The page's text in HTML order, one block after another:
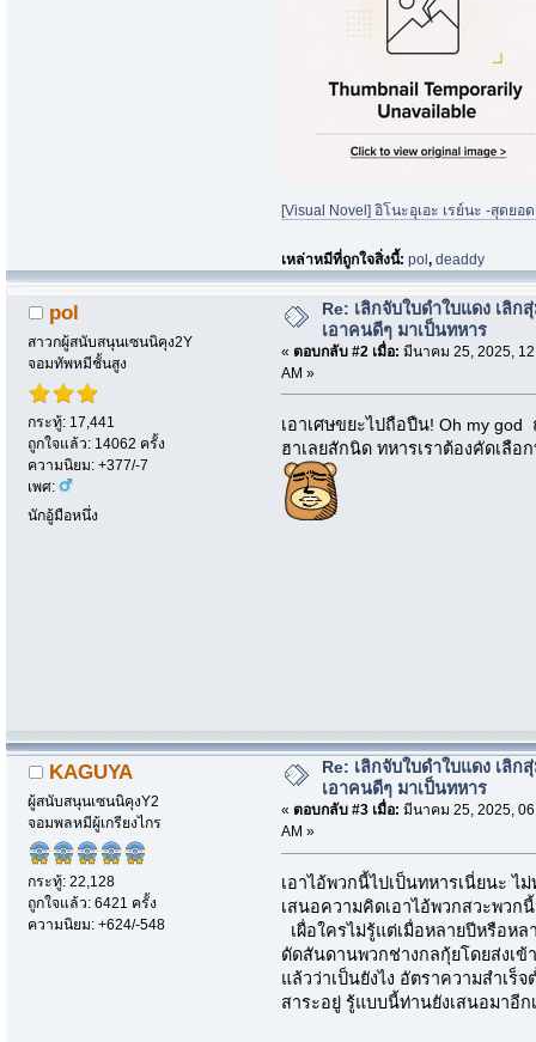
[Visual Novel] อิโนะอุเอะ เรย์นะ -สุดยอ
เหล่าหมีที่ถูกใจสิ่งนี้:pol,deaddy
pol
สาวกผู้สนับสนุนเซนนิคุง2Y
จอมทัพหมีชั้นสูง
กระทู้: 17,441
ถูกใจแล้ว: 14062 ครั้ง
ความนิยม: +377/-7
เพศ:
นักอู้มือหนึ่ง
Re: เลิกจับใบดำใบแดง เลิก
เอาคนดีๆ มาเป็นทหาร
« ตอบกลับ #2 เมื่อ: มีนาคม 25, 2025,
AM »
เอาเศษขยะไปถือปืน! Oh my
ฮาเลยสักนิด ทหารเราต้องคัดเลื
KAGUYA
ผู้สนับสนุนเซนนิคุงY2
จอมพลหมีผู้เกรียงไกร
กระทู้: 22,128
ถูกใจแล้ว: 6421 ครั้ง
ความนิยม: +624/-548
Re: เลิกจับใบดำใบแดง เลิก
เอาคนดีๆ มาเป็นทหาร
« ตอบกลับ #3 เมื่อ: มีนาคม 25, 2025,
AM »
เอาไอ้พวกนี้ไปเป็นทหารเนี่ยนะ ไ
เสนอความคิดเอาไอ้พวกสวะพวก
เผื่อใครไม่รู้แต่เมื่อหลายปีหรือห
ดัดสันดานพวกช่างกลกุ้ยโดยส่งเ
แล้วว่าเป็นยังไง อัตราความสำเร็
สาระอยู่ รู้แบบนี้ท่านยังเสนอมาอีก